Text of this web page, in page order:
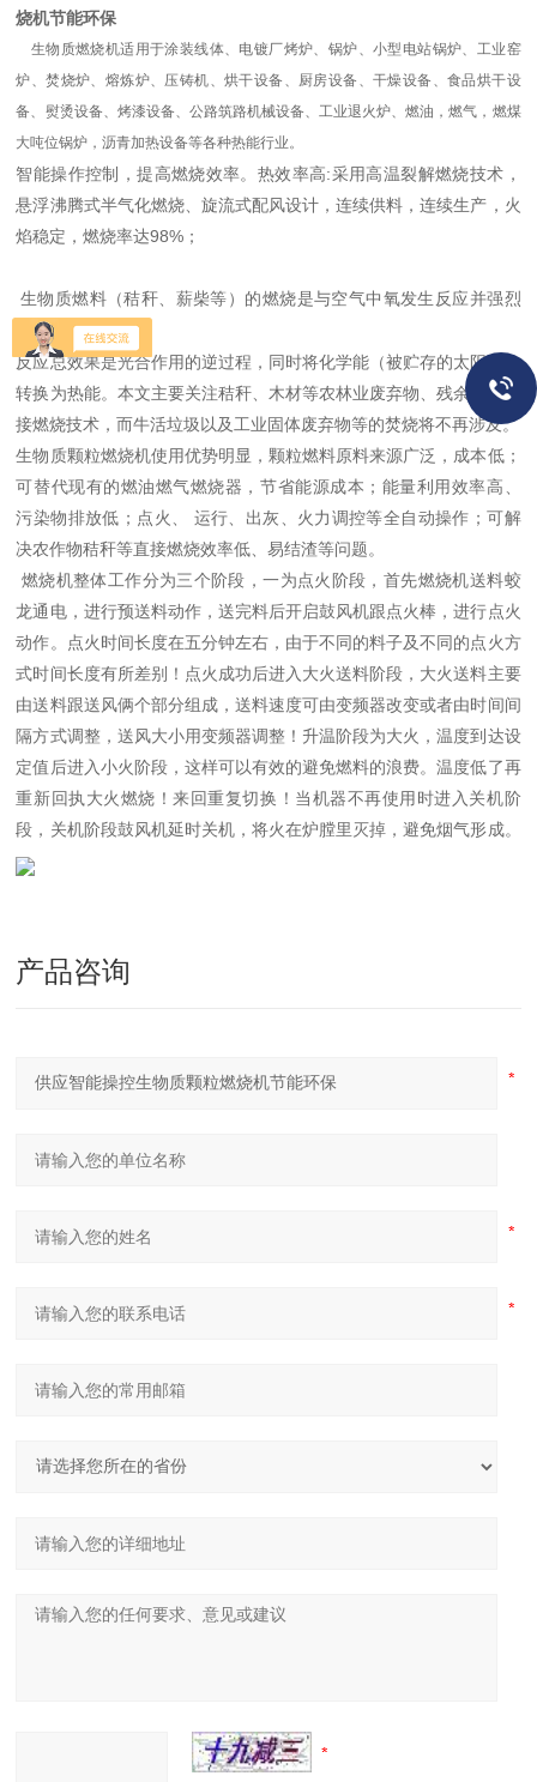
烧机节能环保
生物质燃烧机适用于涂装线体、电镀厂烤炉、锅炉、小型电站锅炉、工业窑
炉、焚烧炉、熔炼炉、压铸机、烘干设备、厨房设备、干燥设备、食品烘干设
备、熨烫设备、烤漆设备、公路筑路机械设备、工业退火炉、燃油，燃气，燃煤
大吨位锅炉，沥青加热设备等各种热能行业。
智能操作控制，提高燃烧效率。热效率高:采用高温裂解燃烧技术，
悬浮沸腾式半气化燃烧、旋流式配风设计，连续供料，连续生产，火
焰稳定，燃烧率达98%；
生物质燃料（秸秆、薪柴等）的燃烧是与空气中氧发生反应并强烈
放热的化学反应。
反应总效果是光合作用的逆过程，同时将化学能（被贮存的太阳能）
转换为热能。本文主要关注秸秆、木材等农林业废弃物、残余物的直
接燃烧技术，而牛活垃圾以及工业固体废弃物等的焚烧将不再涉及。
生物质颗粒燃烧机使用优势明显，颗粒燃料原料来源广泛，成本低；
可替代现有的燃油燃气燃烧器，节省能源成本；能量利用效率高、
污染物排放低；点火、 运行、出灰、火力调控等全自动操作；可解
决农作物秸秆等直接燃烧效率低、易结渣等问题。
燃烧机整体工作分为三个阶段，一为点火阶段，首先燃烧机送料蛟
龙通电，进行预送料动作，送完料后开启鼓风机跟点火棒，进行点火
动作。点火时间长度在五分钟左右，由于不同的料子及不同的点火方
式时间长度有所差别！点火成功后进入大火送料阶段，大火送料主要
由送料跟送风俩个部分组成，送料速度可由变频器改变或者由时间间
隔方式调整，送风大小用变频器调整！升温阶段为大火，温度到达设
定值后进入小火阶段，这样可以有效的避免燃料的浪费。温度低了再
重新回执大火燃烧！来回重复切换！当机器不再使用时进入关机阶
段，关机阶段鼓风机延时关机，将火在炉膛里灭掉，避免烟气形成。
产品咨询